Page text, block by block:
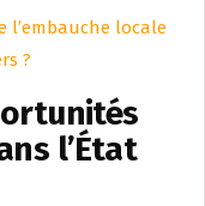
l’embauche locale
?
l’État